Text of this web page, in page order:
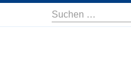
Suche
nach: